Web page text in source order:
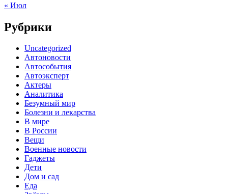
« Июл
Рубрики
Uncategorized
Автоновости
Автособытия
Автоэксперт
Актеры
Аналитика
Безумный мир
Болезни и лекарства
В мире
В России
Вещи
Военные новости
Гаджеты
Дети
Дом и сад
Еда